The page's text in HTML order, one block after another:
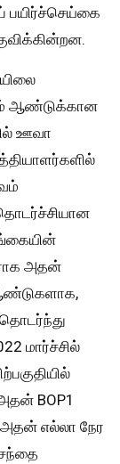
ஆண்டுக்கான
ஊவா
அதன்
ஆண்டுகளாக,
மார்ச்சில்
அதன் BOP1
அதன் எல்லா நேர